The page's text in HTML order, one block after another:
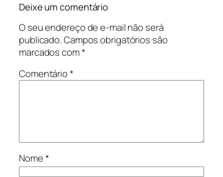
Deixe um comentário
O seu endereço de e-mail não será
publicado.Campos obrigatórios são
marcados com*
Comentário*
Nome*